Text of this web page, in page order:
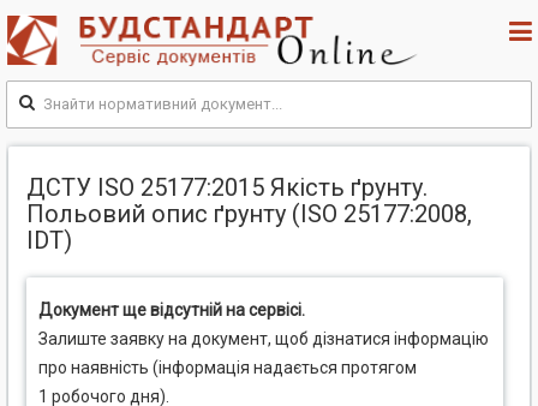
ДСТУ ISO 25177:2015 Якість ґрунту.
Польовий опис ґрунту (ISO 25177:2008,
IDT)
Документ ще відсутній на сервісі.
Залиште заявку на документ, щоб дізнатися інформацію
про наявність (інформація надається протягом
1 робочого дня).